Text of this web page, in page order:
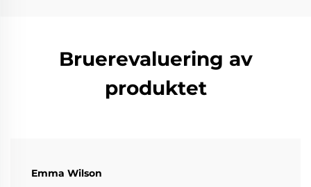
Bruerevaluering av
produktet
Emma Wilson